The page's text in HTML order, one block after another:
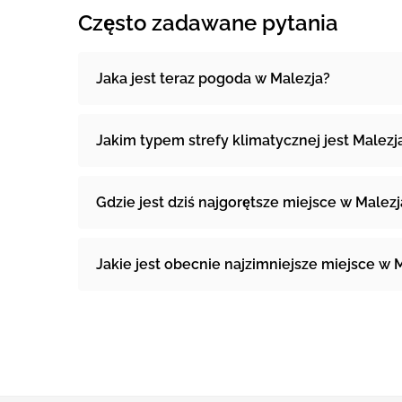
Często zadawane pytania
Jaka jest teraz pogoda w Malezja?
Jakim typem strefy klimatycznej jest
Gdzie jest dziś najgorętsze miejsce w
Jakie jest obecnie najzimniejsze miejsce w